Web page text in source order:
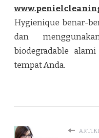
Hygienique benar-
dan
biodegradable
tempat Anda.